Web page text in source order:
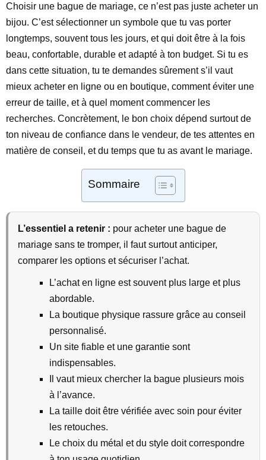
Choisir une bague de mariage, ce n’est pas juste acheter un
bijou. C’est sélectionner un symbole que tu vas porter
longtemps, souvent tous les jours, et qui doit être à la fois
beau, confortable, durable et adapté à ton budget. Si tu es
dans cette situation, tu te demandes sûrement s’il vaut
mieux acheter en ligne ou en boutique, comment éviter une
erreur de taille, et à quel moment commencer les
recherches. Concrètement, le bon choix dépend surtout de
ton niveau de confiance dans le vendeur, de tes attentes en
matière de conseil, et du temps que tu as avant le mariage.
Sommaire
L’essentiel a retenir : pour acheter une bague de
mariage sans te tromper, il faut surtout anticiper,
comparer les options et sécuriser l’achat.
L’achat en ligne est souvent plus large et plus
abordable.
La boutique physique rassure grâce au conseil
personnalisé.
Un site fiable et une garantie sont
indispensables.
Il vaut mieux chercher la bague plusieurs mois
à l’avance.
La taille doit être vérifiée avec soin pour éviter
les retouches.
Le choix du métal et du style doit correspondre